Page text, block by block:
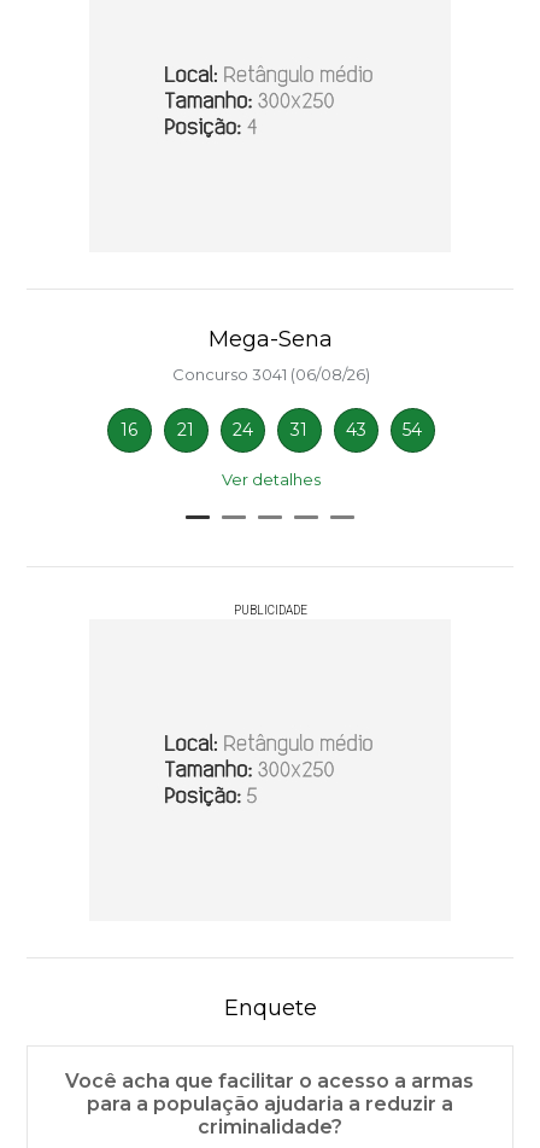
Mega-Sena
Concurso 3041 (06/08/26)
16 21 24 31 43 54
Ver detalhes
PUBLICIDADE
Enquete
Você acha que facilitar o acesso a armas
para a população ajudaria a reduzir a
criminalidade?